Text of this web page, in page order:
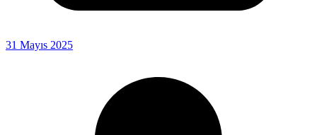
31 Mayıs 2025